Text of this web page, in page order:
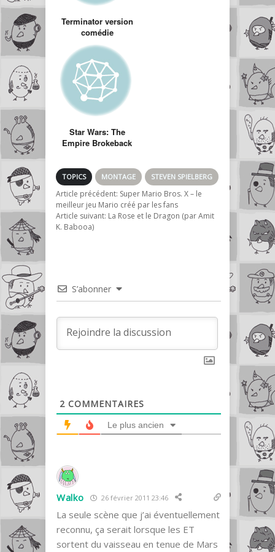
Terminator version
comédie
romantique
Star Wars: The
Empire Brokeback
mountain)
TOPICS MONTAGE STEVEN SPIELBERG
Article précédent: Super Mario Bros. X – le
meilleur jeu Mario créé par les fans
Article suivant: La Rose et le Dragon (par Amit
K. Babooa)
S’abonner
2 COMMENTAIRES
Le plus ancien
Walko 26 février 2011 23:46
La seule scène que j’ai éventuellement
reconnu, ça serait lorsque les ET
sortent du vaisseau en tenue de Mars